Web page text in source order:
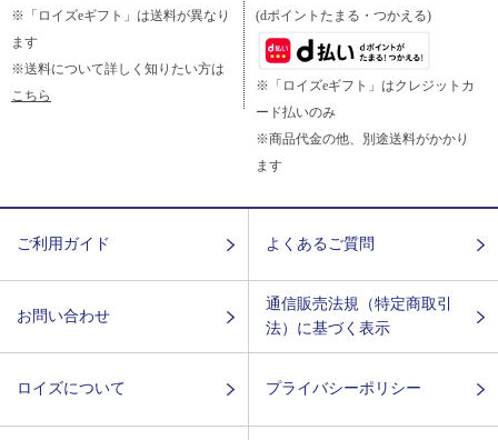
※「ロイズeギフト」は送料が異なり
ます
※送料について詳しく知りたい方は
こちら
(dポイントたまる・つかえる)
※「ロイズeギフト」はクレジットカ
ード払いのみ
※商品代金の他、別途送料がかかり
ます
ご利用ガイド よくあるご質問
お問い合わせ
通信販売法規（特定商取引
法）に基づく表示
ロイズについて プライバシーポリシー